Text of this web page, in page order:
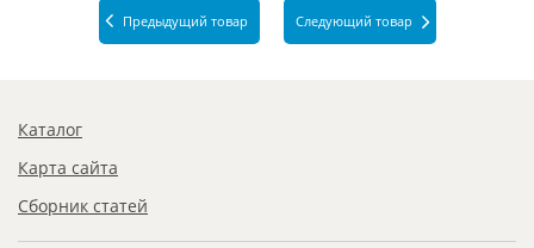
Предыдущий товар Следующий товар
Каталог
Карта сайта
Сборник статей